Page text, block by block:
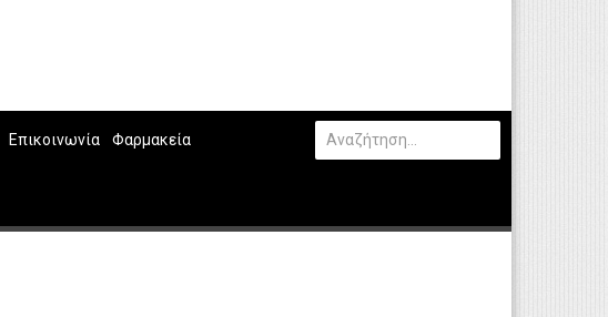
Επικοινωνία Φαρμακεία